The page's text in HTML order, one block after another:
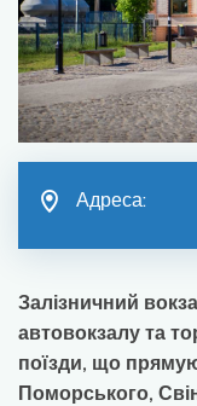
Адреса:
Залізничний
автовокзалу та
поїзди, що
Поморського,